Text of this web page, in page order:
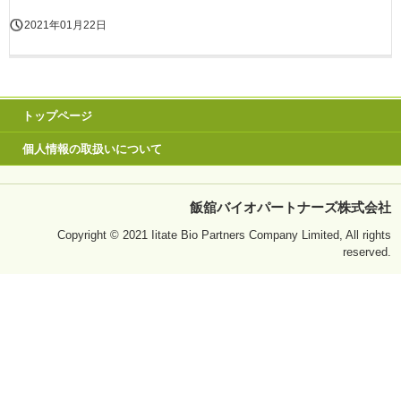
2021年01月22日
トップページ
個人情報の取扱いについて
飯舘バイオパートナーズ株式会社
Copyright © 2021 Iitate Bio Partners Company Limited, All rights
reserved.